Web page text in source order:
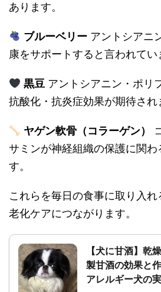
あります。
ブルーベリーアントシアニ
康をサポートすると言われてい
黒豆アントシアニン・ポリ
抗酸化・抗炎症効果が期待され
ヤゲン軟骨（コラーゲン）
サミンが神経組織の保護に関わ
す。
これらを毎日の食事に取り入
老化ケアにつながります。
【犬に甘酒】乾
製甘酒の効果と
アレルギー犬の